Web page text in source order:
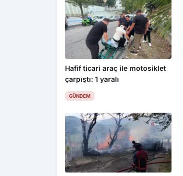
Hafif ticari araç ile motosiklet
çarpıştı: 1 yaralı
GÜNDEM